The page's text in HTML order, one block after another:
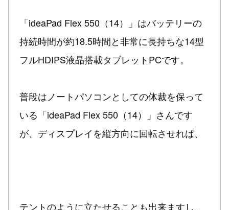
「ideaPad Flex 550（14）」はバッテリーの
持続時間が約18.5時間と非常に長持ちな14型
フルHDIPS液晶搭載タブレットPCです。
普段はノートパソコンとしての体裁を保って
いる「ideaPad Flex 550（14）」さんです
が、ディスプレイを縦方向に回転させれば、
テントのように立たせることも出来ますし、